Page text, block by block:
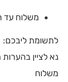
משלוח עד
לתשומת ליבכם:
נא לציין
משלוח